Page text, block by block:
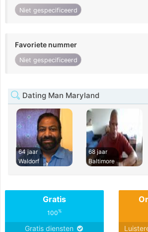
Niet gespecificeerd
Favoriete nummer
Niet gespecificeerd
Dating Man Maryland
64 jaar
Waldorf
68 jaar
Baltimore
Gratis
100%
Gratis diensten